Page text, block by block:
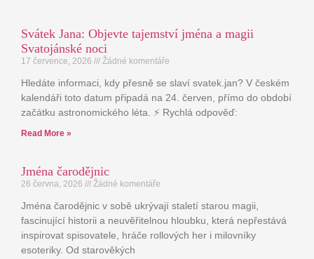
Svátek Jana: Objevte tajemství jména a magii
Svatojánské noci
17 července, 2026 Žádné komentáře
Hledáte informaci, kdy přesně se slaví svatek.jan? V českém
kalendáři toto datum připadá na 24. červen, přímo do období
začátku astronomického léta. ⚡ Rychlá odpověď:
Read More »
Jména čarodějnic
26 června, 2026 Žádné komentáře
Jména čarodějnic v sobě ukrývají staletí starou magii,
fascinující historii a neuvěřitelnou hloubku, která nepřestává
inspirovat spisovatele, hráče rollových her i milovníky
esoteriky. Od starověkých